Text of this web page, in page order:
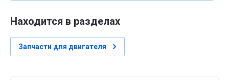
Находится в разделах
Запчасти для двигателя